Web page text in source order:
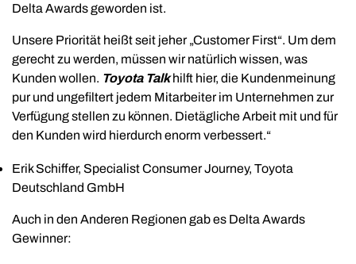
Delta Awards geworden ist.
Unsere Priorität heißt seit jeher „Customer First“. Um dem
gerecht zu werden, müssen wir natürlich wissen, was
Kunden wollen. Toyota Talkhilft hier, die Kundenmeinung
pur und ungefiltert jedem Mitarbeiter im Unternehmen zur
Verfügung stellen zu können. Dietägliche Arbeit mit und für
den Kunden wird hierdurch enorm verbessert.“
Erik Schiffer, Specialist Consumer Journey, Toyota
Deutschland GmbH
Auch in den Anderen Regionen gab es Delta Awards
Gewinner: